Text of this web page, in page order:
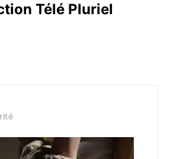
Télé Pluriel